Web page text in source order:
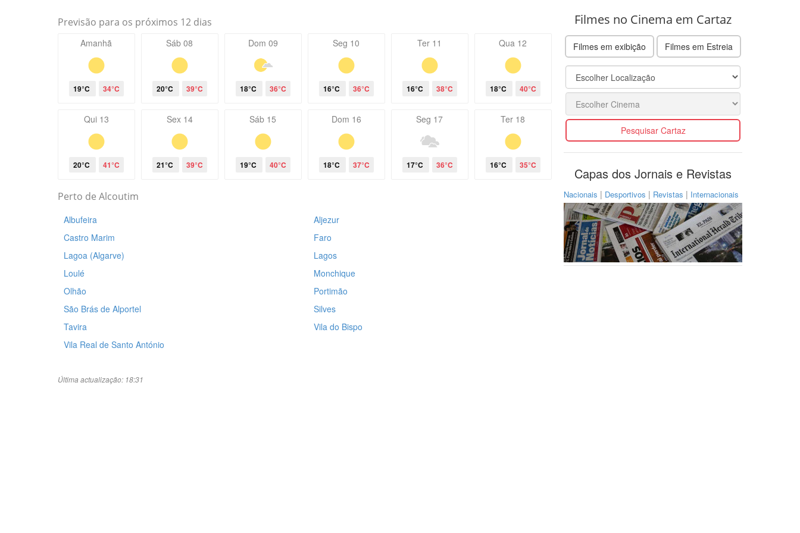
Previsão para os próximos 12 dias
Amanhã
19°C 34°C
Sáb 08
20°C 39°C
Dom 09
18°C 36°C
Seg 10
16°C 36°C
Ter 11
16°C 38°C
Qua 12
18°C 40°C
Qui 13
20°C 41°C
Sex 14
21°C 39°C
Sáb 15
19°C 40°C
Dom 16
18°C 37°C
Seg 17
17°C 36°C
Ter 18
16°C 35°C
Perto de Alcoutim
Albufeira
Aljezur
Castro Marim
Faro
Lagoa (Algarve)
Lagos
Loulé
Monchique
Olhão
Portimão
São Brás de Alportel
Silves
Tavira
Vila do Bispo
Vila Real de Santo António
Última actualização: 18:31
Filmes no Cinema em Cartaz
Filmes em exibição Filmes em Estreia
Pesquisar Cartaz
Capas dos Jornais e Revistas
Nacionais | Desportivos | Revistas | Internacionais